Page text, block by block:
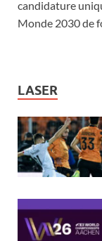
candidature
Monde 2030 de
LASER